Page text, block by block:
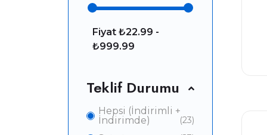
Fiyat ₺22.99 -
₺999.99
Teklif Durumu
Hepsi (İndirimli +
İndirimde)
(23)